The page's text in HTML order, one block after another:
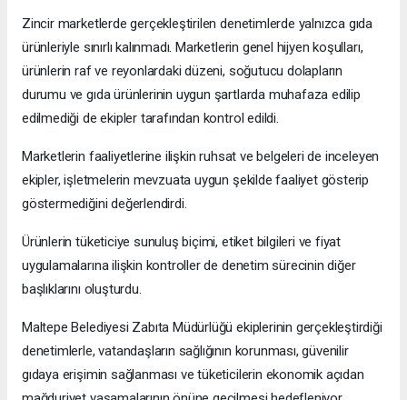
Zincir marketlerde gerçekleştirilen denetimlerde yalnızca gıda
ürünleriyle sınırlı kalınmadı. Marketlerin genel hijyen koşulları,
ürünlerin raf ve reyonlardaki düzeni, soğutucu dolapların
durumu ve gıda ürünlerinin uygun şartlarda muhafaza edilip
edilmediği de ekipler tarafından kontrol edildi.
Marketlerin faaliyetlerine ilişkin ruhsat ve belgeleri de inceleyen
ekipler, işletmelerin mevzuata uygun şekilde faaliyet gösterip
göstermediğini değerlendirdi.
Ürünlerin tüketiciye sunuluş biçimi, etiket bilgileri ve fiyat
uygulamalarına ilişkin kontroller de denetim sürecinin diğer
başlıklarını oluşturdu.
Maltepe Belediyesi Zabıta Müdürlüğü ekiplerinin gerçekleştirdiği
denetimlerle, vatandaşların sağlığının korunması, güvenilir
gıdaya erişimin sağlanması ve tüketicilerin ekonomik açıdan